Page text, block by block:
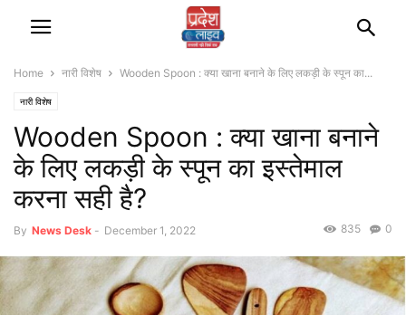
Home नारी विशेष Wooden Spoon : क्या खाना बनाने के लिए लकड़ी के स्पून का...
नारी विशेष
Wooden Spoon : क्या खाना बनाने
के लिए लकड़ी के स्पून का इस्तेमाल
करना सही है?
By News Desk - December 1, 2022 0
835